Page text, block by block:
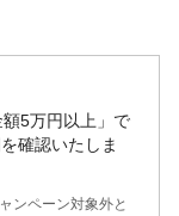
額5万円以上」で
確認いたしま
ンペーン対象外と